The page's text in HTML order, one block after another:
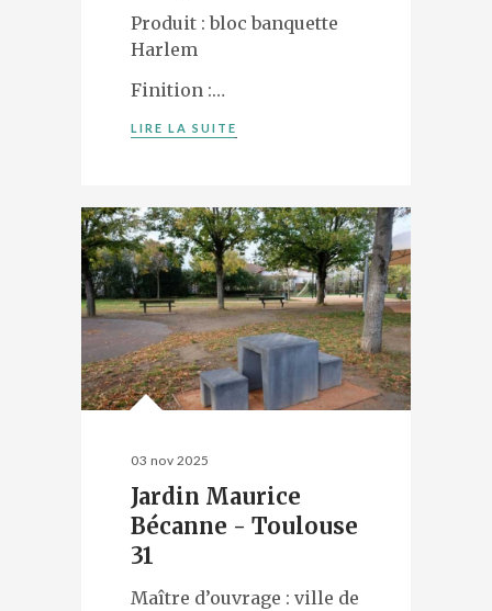
Produit : bloc banquette
Harlem
Finition :…
LIRE LA SUITE
03 nov 2025
Jardin Maurice
Bécanne - Toulouse
31
Maître d’ouvrage : ville de